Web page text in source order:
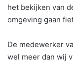
het bekijken van
omgeving gaan
De medewerker
wel meer dan wij